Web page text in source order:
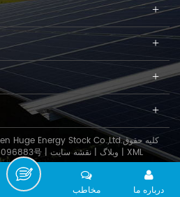
号 | وبلاگ | نقشه سایت | XML
درباره ما مخاطب